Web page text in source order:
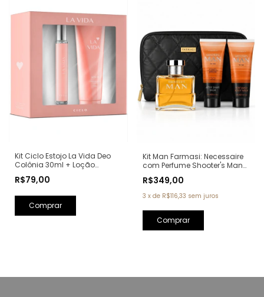
Kit Ciclo Estojo La Vida Deo
Colônia 30ml + Loção
Hidratante 240ml (Ref.
Olfativa: La Vie Est Belle
R$79,00
Kit Man Farmasi: Necessaire
com Perfume Shooter's Man
Barba 100ml + Sabonete
100ml (Ref. Olfativa: One
Million Paco Rabanne)
R$349,00
3 x de R$116,33 sem juros